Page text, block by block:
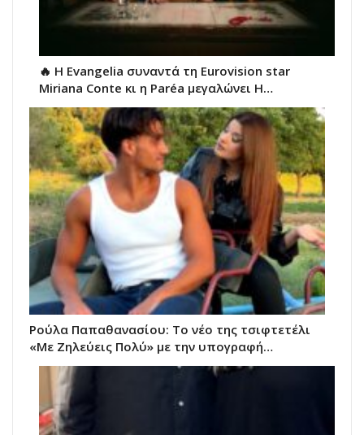
🔥 H Evangelia συναντά τη Eurovision star
Miriana Conte κι η Paréa μεγαλώνει Η…
Ρούλα Παπαθανασίου: Το νέο της τσιφτετέλι
«Με Ζηλεύεις Πολύ» με την υπογραφή…